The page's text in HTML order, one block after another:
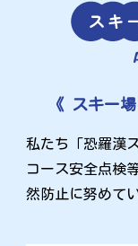
《 スキー
私たち「恐羅漢
コース安全点検
然防止に努めて